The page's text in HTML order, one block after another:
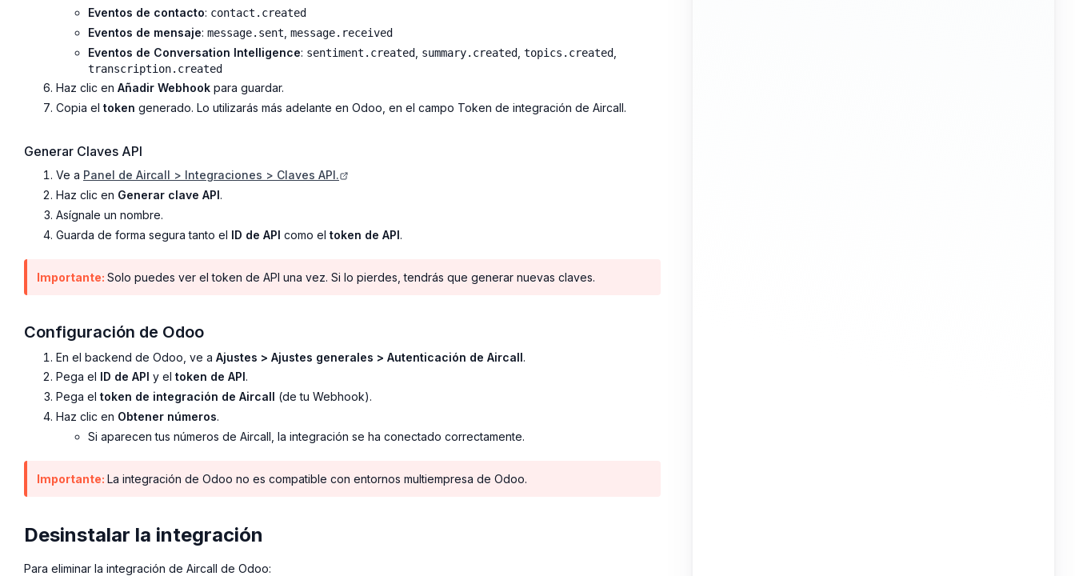
Eventos de contacto: contact.created
Eventos de mensaje: message.sent message.received
Eventos de Conversation Intelligence: sentiment.created summary.created topics.created
transcription.created
Haz clic en Añadir Webhook para guardar.
Copia el token generado. Lo utilizarás más adelante en Odoo, en el campo Token de integración de Aircall.
Generar Claves API
Ve a Panel de Aircall > Integraciones > Claves API.
Haz clic en Generar clave API.
Asígnale un nombre.
Guarda de forma segura tanto el ID de API como el token de API.
Importante: Solo puedes ver el token de API una vez. Si lo pierdes, tendrás que generar nuevas claves.
Configuración de Odoo
En el backend de Odoo, ve a Ajustes > Ajustes generales > Autenticación de Aircall.
Pega el
ID de API y el token de API .
Pega el token de integración de Aircall (de tu Webhook).
Haz clic en Obtener números.
Si aparecen tus números de Aircall, la integración se ha conectado correctamente.
Importante: La integración de Odoo no es compatible con entornos multiempresa de Odoo.
Desinstalar la integración
Para eliminar la integración de Aircall de Odoo: